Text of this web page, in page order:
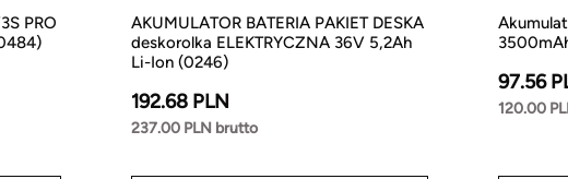
PRO
AKUMULATOR BATERIA PAKIET DESKA
deskorolka ELEKTRYCZNA 36V 5,2Ah
Li-Ion (0246)
192.68 PLN
237.00 PLN brutto
97.56
120.00